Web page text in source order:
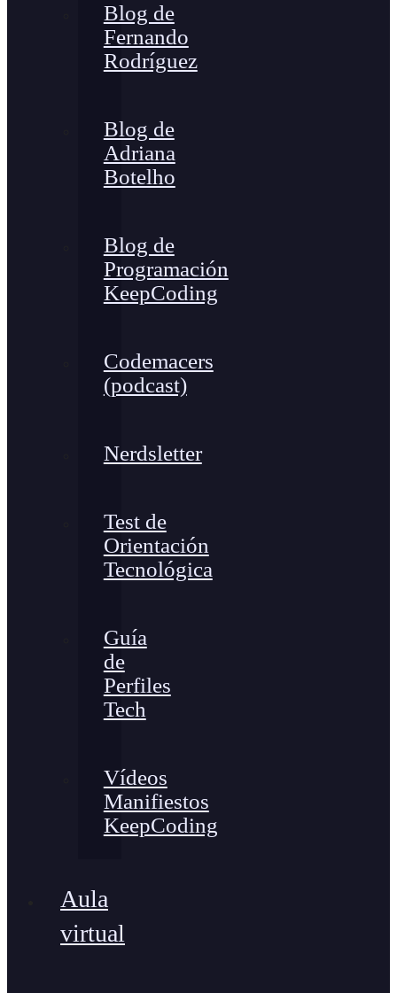
Blog de
Fernando
Rodríguez
Blog de
Adriana
Botelho
Blog de
Programación
KeepCoding
Codemacers
(podcast)
Nerdsletter
Test de
Orientación
Tecnológica
Guía
de
Perfiles
Tech
Vídeos
Manifiestos
KeepCoding
Aula
virtual